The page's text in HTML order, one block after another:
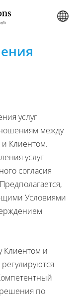
услуг
между
и Клиентом.
услуг
согласия
Условиями
Клиентом и
регулируются
по